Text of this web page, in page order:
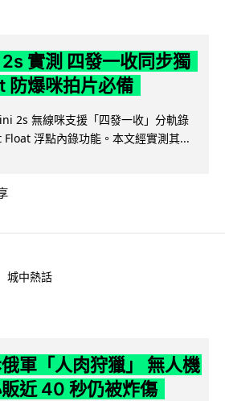
實測 四發一收同步獨
防爆咪拍片必備
2s 無線咪支援「四發一收」分軌錄
浮點內錄功能。本文經實測其...
城中熱話
軍「人肉狩獵」 無人機
近 40 秒仍被炸傷